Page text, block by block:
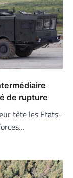
de rupture
tête les Etats-